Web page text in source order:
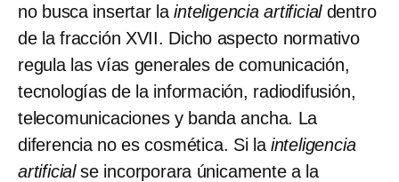
no busca insertar lainteligencia artificialdentro
de la fracción XVII. Dicho aspecto normativo
regula las vías generales de comunicación,
tecnologías de la información, radiodifusión,
telecomunicaciones y banda ancha. La
diferencia no es cosmética. Si la inteligencia
artificialse incorporara únicamente a la